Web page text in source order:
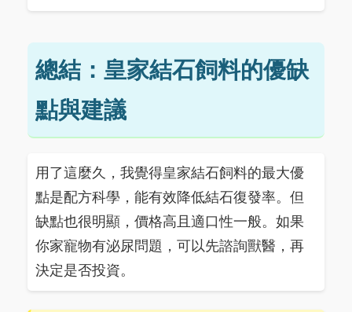
總結：皇家結石飼料的優缺
點與建議
用了這麼久，我覺得皇家結石飼料的最大優
點是配方科學，能有效降低結石復發率。但
缺點也很明顯，價格高且適口性一般。如果
你家寵物有泌尿問題，可以先諮詢獸醫，再
決定是否投資。